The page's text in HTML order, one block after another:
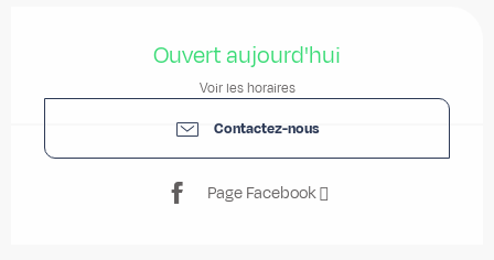
Ouvert aujourd'hui
Voir les horaires
Contactez-nous
Page Facebook